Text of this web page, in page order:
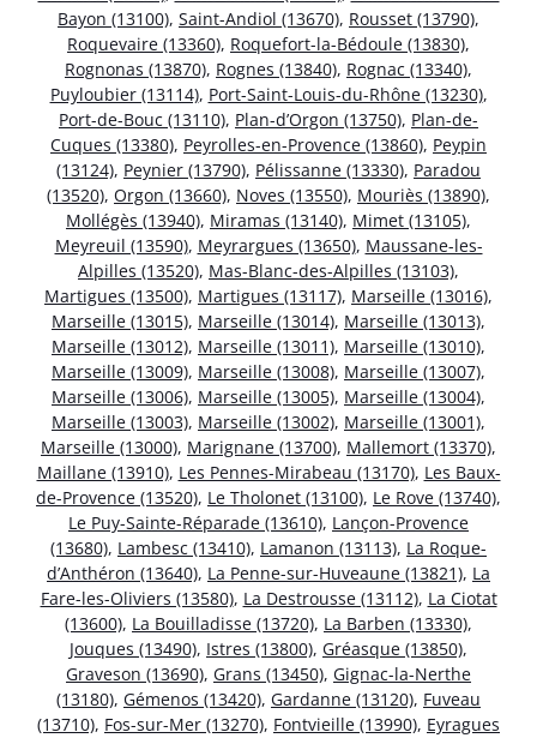
Bayon (13100), Saint-Andiol (13670), Rousset (13790),
Roquevaire (13360), Roquefort-la-Bédoule (13830),
Rognonas (13870), Rognes (13840), Rognac (13340),
Puyloubier (13114), Port-Saint-Louis-du-Rhône (13230),
Port-de-Bouc (13110), Plan-d’Orgon (13750), Plan-de-
Cuques (13380), Peyrolles-en-Provence (13860), Peypin
(13124), Peynier (13790), Pélissanne (13330), Paradou
(13520), Orgon (13660), Noves (13550), Mouriès (13890),
Mollégès (13940), Miramas (13140), Mimet (13105),
Meyreuil (13590), Meyrargues (13650), Maussane-les-
Alpilles (13520), Mas-Blanc-des-Alpilles (13103),
Martigues (13500), Martigues (13117), Marseille (13016),
Marseille (13015), Marseille (13014), Marseille (13013),
Marseille (13012), Marseille (13011), Marseille (13010),
Marseille (13009), Marseille (13008), Marseille (13007),
Marseille (13006), Marseille (13005), Marseille (13004),
Marseille (13003), Marseille (13002), Marseille (13001),
Marseille (13000), Marignane (13700), Mallemort (13370),
Maillane (13910), Les Pennes-Mirabeau (13170), Les Baux-
de-Provence (13520), Le Tholonet (13100), Le Rove (13740),
Le Puy-Sainte-Réparade (13610), Lançon-Provence
(13680), Lambesc (13410), Lamanon (13113), La Roque-
d’Anthéron (13640), La Penne-sur-Huveaune (13821), La
Fare-les-Oliviers (13580), La Destrousse (13112), La Ciotat
(13600), La Bouilladisse (13720), La Barben (13330),
Jouques (13490), Istres (13800), Gréasque (13850),
Graveson (13690), Grans (13450), Gignac-la-Nerthe
(13180), Gémenos (13420), Gardanne (13120), Fuveau
(13710), Fos-sur-Mer (13270), Fontvieille (13990), Eyragues